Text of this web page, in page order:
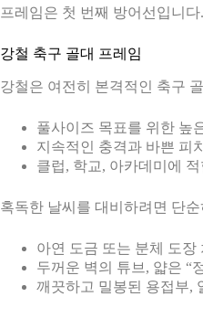
프레임은 첫 번째 방어선입니
강철 축구 골대 프레임
강철은 여전히 본격적인 축구
풀사이즈 목표를 위한 높
지속적인 충격과 바쁜 피
클럽, 학교, 아카데미에
혹독한 날씨를 대비하려면 단
아연 도금 또는 분체 도장
두꺼운 벽의 튜브, 얇은 “
깨끗하고 밀봉된 용접부,